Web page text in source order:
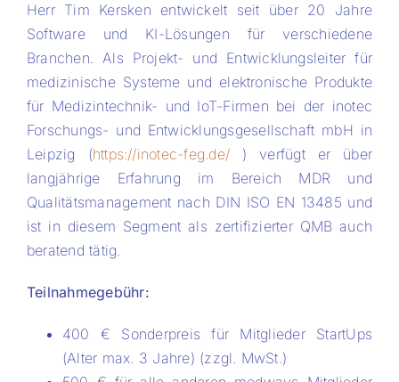
Herr Tim Kersken entwickelt seit über 20 Jahre
Software und KI-Lösungen für verschiedene
Branchen. Als Projekt- und Entwicklungsleiter für
medizinische Systeme und elektronische Produkte
für Medizintechnik- und IoT-Firmen bei der inotec
Forschungs- und Entwicklungsgesellschaft mbH in
Leipzig (https://inotec-feg.de/ ) verfügt er über
langjährige Erfahrung im Bereich MDR und
Qualitätsmanagement nach DIN ISO EN 13485 und
ist in diesem Segment als zertifizierter QMB auch
beratend tätig.
Teilnahmegebühr:
400 € Sonderpreis für Mitglieder StartUps
(Alter max. 3 Jahre) (zzgl. MwSt.)